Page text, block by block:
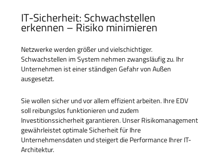
IT-Sicherheit: Schwachstellen
erkennen – Risiko minimieren
Netzwerke werden größer und vielschichtiger.
Schwachstellen im System nehmen zwangsläufig zu. Ihr
Unternehmen ist einer ständigen Gefahr von Außen
ausgesetzt.
Sie wollen sicher und vor allem effizient arbeiten. Ihre EDV
soll reibungslos funktionieren und zudem
Investitionssicherheit garantieren. Unser Risikomanagement
gewährleistet optimale Sicherheit für Ihre
Unternehmensdaten und steigert die Performance Ihrer IT-
Architektur.